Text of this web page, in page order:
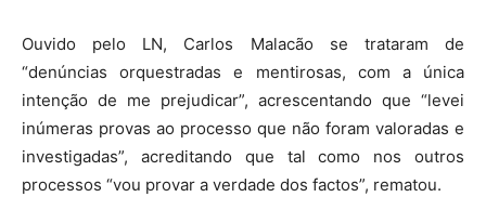
Ouvido pelo LN, Carlos Malacão se trataram de
“denúncias orquestradas e mentirosas, com a única
intenção de me prejudicar”, acrescentando que “levei
inúmeras provas ao processo que não foram valoradas e
investigadas”, acreditando que tal como nos outros
processos “vou provar a verdade dos factos”, rematou.